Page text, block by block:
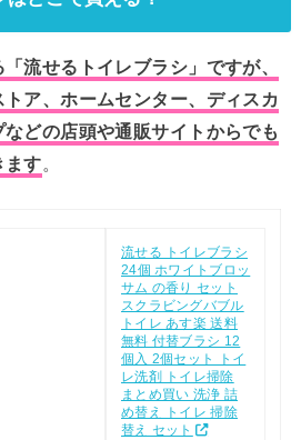
流せるトイレブラシ」ですが、
ア、ホームセンター、ディスカ
どの店頭や通販サイトからでも
ます。
流せる トイレブラシ
24個 ホワイトブロッ
サム の香り セット
スクラビングバブル
トイレ あす楽 送料
無料 付替ブラシ 12
個入 2個セット トイ
レ洗剤 トイレ掃除
まとめ買い 洗浄 詰
め替え トイレ 掃除
替え セット